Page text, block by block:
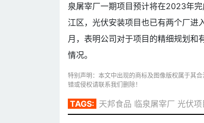
泉屠宰厂一期项目预计将在2023年
江区，光伏安装项目也已有两个厂
月，表明公司对于项目的精细规划和
情况。
特别声明：本文中出现的商标及图像版权属于其
错或侵权请联系我们删除！
TAGS: 天邦食品 临泉屠宰厂 光伏项